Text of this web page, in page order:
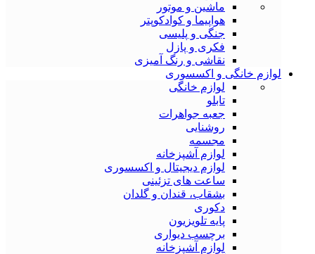
ماشین و موتور
هواپیما و کوادکوپتر
جنگی و پلیسی
فکری و پازل
نقاشی و رنگ آمیزی
لوازم خانگی و اکسسوری
لوازم خانگی
تابلو
جعبه جواهرات
روشنایی
مجسمه
لوازم آشپزخانه
لوازم دیجیتال و اکسسوری
ساعت های تزئینی
بشقاب، قندان و گلدان
دکوری
پایه تلویزیون
برچسب دیواری
لوازم آشپزخانه